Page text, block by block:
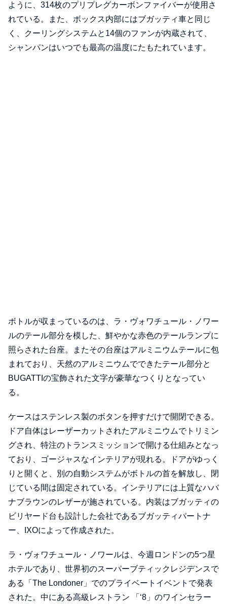
ように、314枚のプリプレグカーボンファイバーが使用さ
れている。また、ボックス内部にはブガッティ車と同じ
く、クーリングシステムと14個のファンが内蔵されて、
シャンパンはいつでも最高の温度にたもたれています。
ボトルが収まっているのは、ラ・ヴォワチュール・ノワー
ルのテール部分を模した、鮮やかな赤色のテールランプに
照らされた台座。またその台座はアルミニウムテールに包
まれており、天然のアルミニウムでできたテール部分と
BUGATTIの宝飾された文字が豪華なつくりとなってい
る。
ケースはステンレス製のボタンを押すだけで開閉できる。
ドア自体はレーザーカットされたアルミニウムでトリミン
グされ、特注のトランスミッションで開ける仕組みとなっ
ており、ゴージャスなインテリアが現れる。ドアがゆっく
りと開くと、別の自動システムがボトルの首を解放し、閉
じている間は固定されている。インテリアには上質なハバ
ナブラウンのレザーが施されている。内装はブガッティの
ビリヤード台も設計した会社であるブガッティパートナ
ー、IXOによって作成された。
ラ・ヴォワチュール・ノワールは、今週ロンドンの5つ星
ホテルであり、世界初のスーパーブティックレジデンスで
ある「The Londoner」でのプライベートイベントで発表
された。中にある高級レストラン 「‘8」のワインセラー